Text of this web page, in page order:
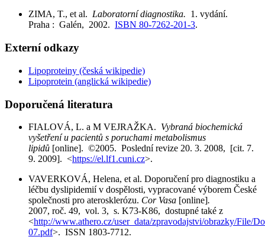
ZIMA, T., et al. Laboratorní diagnostika. 1. vydání.
Praha : Galén, 2002. ISBN 80-7262-201-3.
Externí odkazy
Lipoproteiny (česká wikipedie)
Lipoprotein (anglická wikipedie)
Doporučená literatura
FIALOVÁ, L. a M VEJRAŽKA. Vybraná biochemická
vyšetření u pacientů s poruchami metabolismus
lipidů [online]. ©2005. Poslední revize 20. 3. 2008, [cit. 7.
9. 2009]. <https://el.lf1.cuni.cz>.
VAVERKOVÁ, Helena, et al. Doporučení pro diagnostiku a
léčbu dyslipidemií v dospělosti, vypracované výborem České
společnosti pro aterosklerózu. Cor Vasa [online].
2007, roč. 49, vol. 3, s. K73-K86, dostupné také z
<http://www.athero.cz/user_data/zpravodajstvi/obrazky/File/
07.pdf>. ISSN 1803-7712.